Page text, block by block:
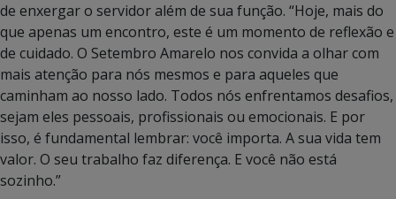
de enxergar o servidor além de sua função. “Hoje, mais do
que apenas um encontro, este é um momento de reflexão e
de cuidado. O Setembro Amarelo nos convida a olhar com
mais atenção para nós mesmos e para aqueles que
caminham ao nosso lado. Todos nós enfrentamos desafios,
sejam eles pessoais, profissionais ou emocionais. E por
isso, é fundamental lembrar: você importa. A sua vida tem
valor. O seu trabalho faz diferença. E você não está
sozinho.”